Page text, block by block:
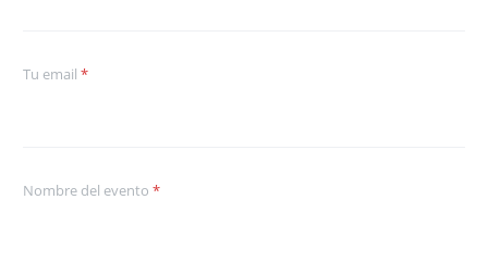
Tu email *
Nombre del evento *